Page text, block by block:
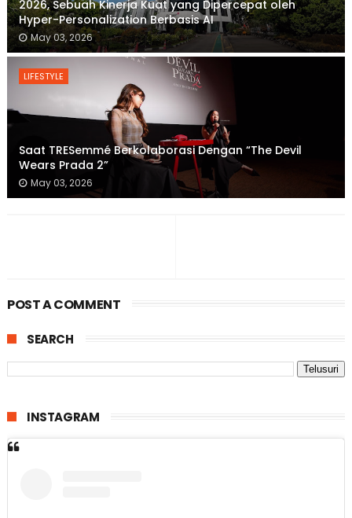
2026, Sebuah Kinerja Kuat yang Dipercepat oleh
Hyper-Personalization Berbasis AI
May 03, 2026
LIFESTYLE
Saat TRESemmé Berkolaborasi Dengan “The Devil
Wears Prada 2”
May 03, 2026
POST A COMMENT
SEARCH
INSTAGRAM